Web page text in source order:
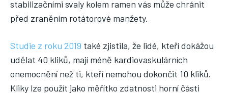
stabilizačními svaly kolem ramen vás může chránit
před zraněním rotátorové manžety.
Studie z roku 2019 také zjistila, že lidé, kteří dokážou
udělat 40 kliků, mají méně kardiovaskulárních
onemocnění než ti, kteří nemohou dokončit 10 kliků.
Kliky lze použít jako měřítko zdatnosti horní části